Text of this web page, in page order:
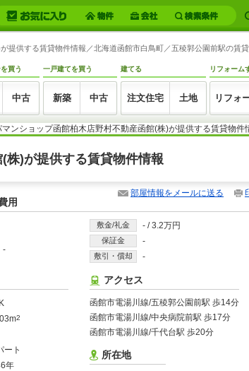
提供する賃貸物件情報／北海道函館市白鳥町／五稜郭公園前駅の賃
買う
中古
一戸建てを買う
新築 中古
建てる
注文住宅 土地
リフォーム
リフォ
マンショップ函館柏木店野村不動産函館(株)が提供する賃貸物件
株)が提供する賃貸物件情報
部屋情報をメールに送る
用
-
敷金/礼金 - /3.2万円
保証金 -
敷引・償却 -
2
ート
年
アクセス
函館市電湯川線/五稜郭公園前駅 歩14分
函館市電湯川線/中央病院前駅 歩17分
函館市電湯川線/千代台駅 歩20分
所在地